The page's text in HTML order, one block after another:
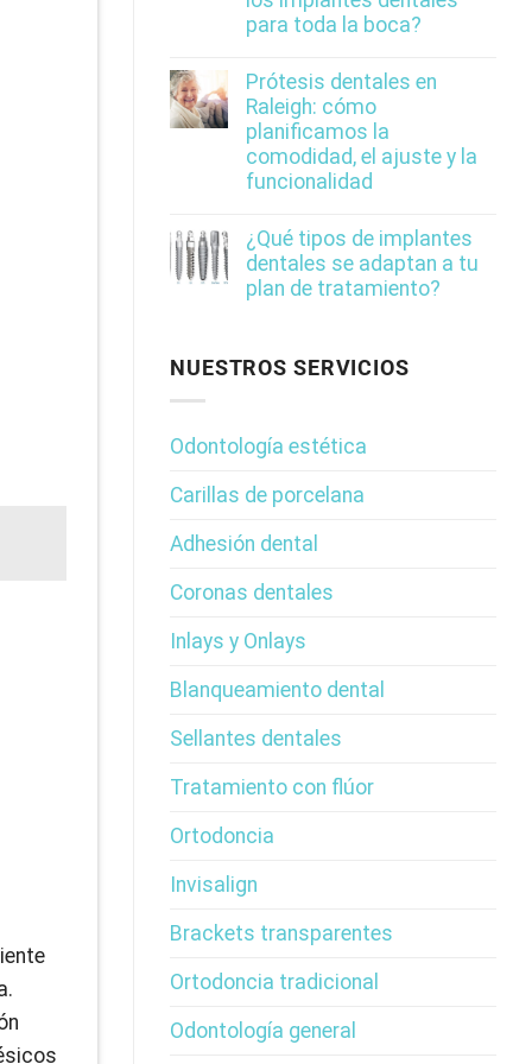
para toda la boca?
Prótesis dentales en
Raleigh: cómo
planificamos la
comodidad, el ajuste y la
funcionalidad
¿Qué tipos de implantes
dentales se adaptan a tu
plan de tratamiento?
NUESTROS SERVICIOS
Odontología estética
Carillas de porcelana
Adhesión dental
Coronas dentales
Inlays y Onlays
Blanqueamiento dental
Sellantes dentales
Tratamiento con flúor
Ortodoncia
Invisalign
Brackets transparentes
Ortodoncia tradicional
Odontología general